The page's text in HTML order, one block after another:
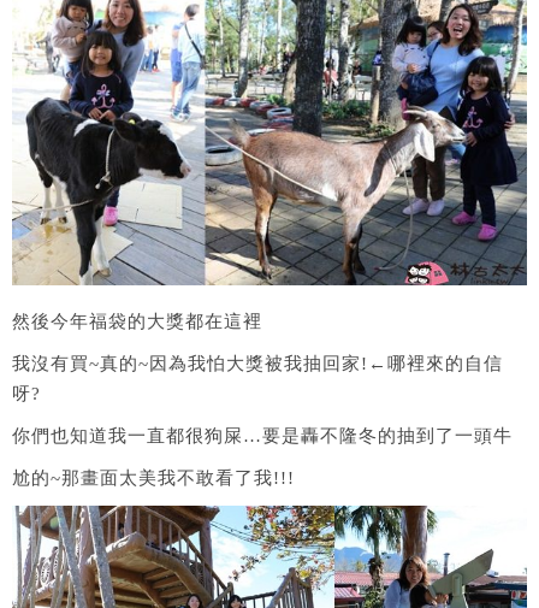
然後今年福袋的大獎都在這裡
我沒有買~真的~因為我怕大獎被我抽回家!←哪裡來的自信
呀?
你們也知道我一直都很狗屎…要是轟不隆冬的抽到了一頭牛
尬的~那畫面太美我不敢看了我!!!